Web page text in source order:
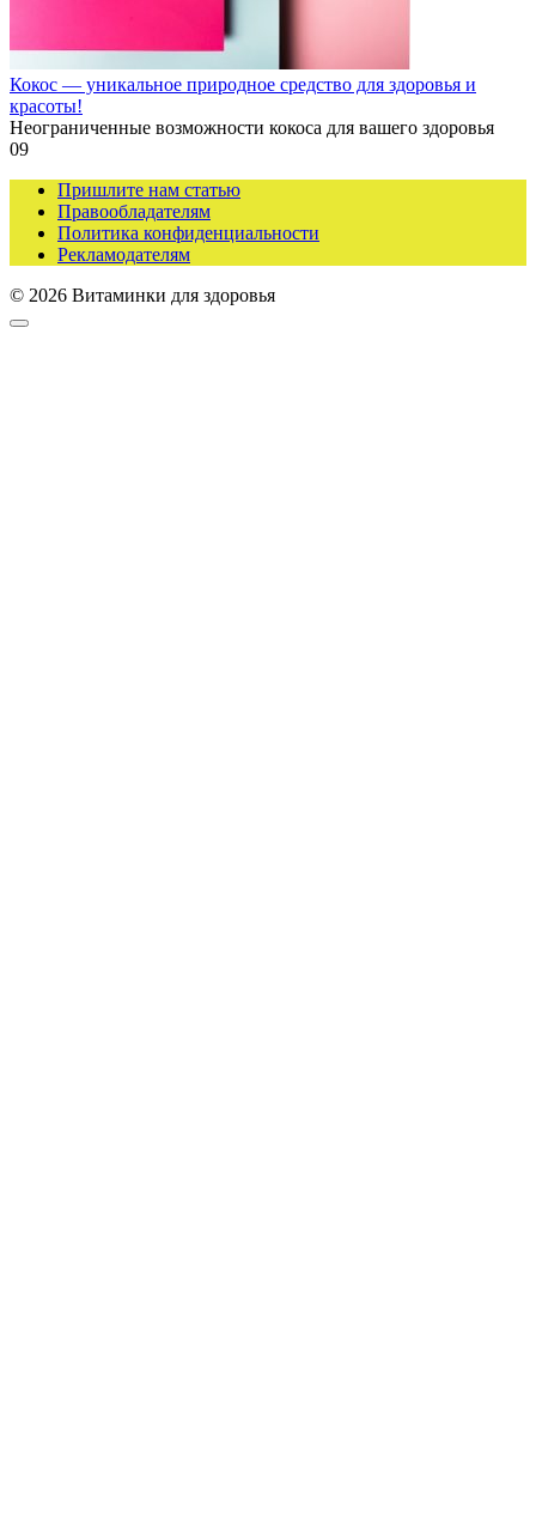
Кокос — уникальное природное средство для здоровья и
красоты!
Неограниченные возможности кокоса для вашего здоровья
09
Пришлите нам статью
Правообладателям
Политика конфиденциальности
Рекламодателям
© 2026 Витаминки для здоровья